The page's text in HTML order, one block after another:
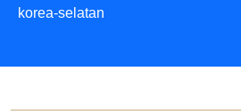
korea-selatan